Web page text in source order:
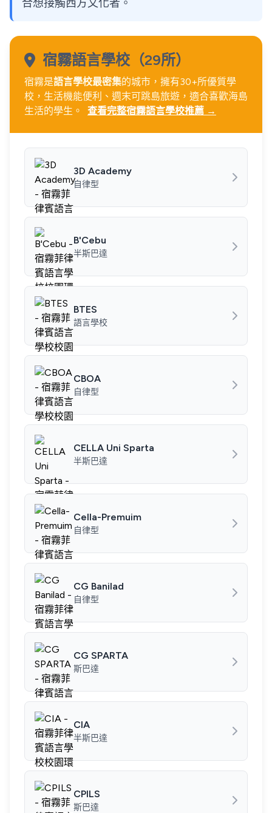
合想接觸西方文化者。
宿霧語言學校（29所）
宿霧是語言學校最密集的城市，擁有30+所優質學
校，生活機能便利、週末可跳島旅遊，適合喜歡海島
生活的學生。
查看完整宿霧語言學校推薦 →
3D Academy
自律型
B'Cebu
半斯巴達
BTES
語言學校
CBOA
自律型
CELLA Uni Sparta
半斯巴達
Cella-Premuim
自律型
CG Banilad
自律型
CG SPARTA
斯巴達
CIA
半斯巴達
CPILS
斯巴達